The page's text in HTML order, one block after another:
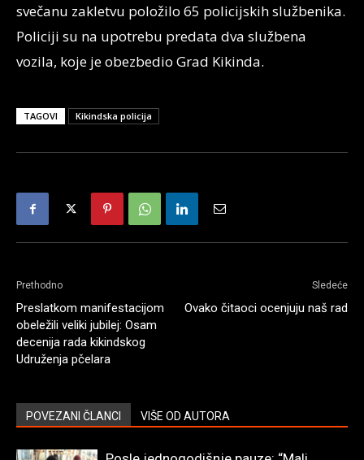
svečanu zakletvu položilo 65 policijskih službenika.
Policiji su na upotrebu predata dva službena
vozila, koje je obezbedio Grad Kikinda.
TAGOVI Kikindska policija
Prethodno
Preslatkom manifestacijom
obeležili veliki jubilej: Osam
decenija rada kikindskog
Udruženja pčelara
Sledeće
Ovako čitaoci ocenjuju naš rad
POVEZANI ČLANCI VIŠE OD AUTORA